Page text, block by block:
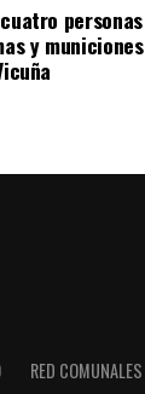
personas
y municiones
RED COMUNALES